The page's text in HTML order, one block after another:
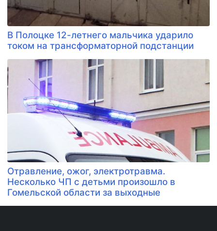
В Полоцке 12-летнего мальчика ударило
током на трансформаторной подстанции
Отравление, ожог, электротравма.
Несколько ЧП с детьми произошло в
Гомельской области за выходные